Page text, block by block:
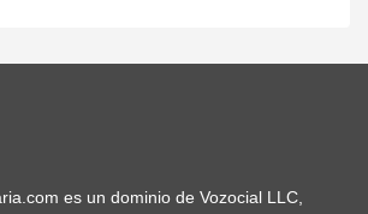
es un dominio de Vozocial LLC,